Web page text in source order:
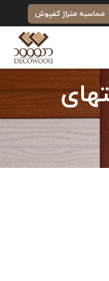
محاسبه متراژ کفپوش